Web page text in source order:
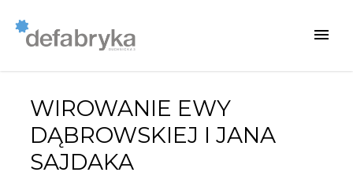
WIROWANIE EWY
DĄBROWSKIEJ I JANA
SAJDAKA